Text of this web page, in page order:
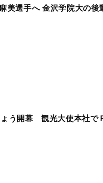
美選手へ 金沢学院大の後
う開幕 観光大使本社で